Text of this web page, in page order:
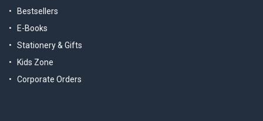
Bestsellers
E-Books
Stationery & Gifts
Kids Zone
Corporate Orders